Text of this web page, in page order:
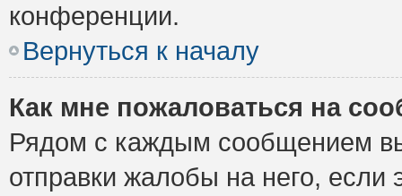
конференции.
Вернуться к началу
Как мне пожаловаться на
Рядом с каждым сообщением
отправки жалобы на него,